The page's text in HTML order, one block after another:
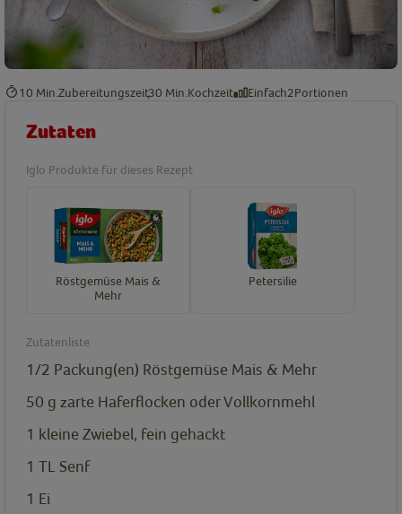
10 Min. Zubereitungszeit30 Min. Kochzeit Einfach2Portionen
Zutaten
Iglo Produkte für dieses Rezept
Röstgemüse Mais &
Mehr
Petersilie
Zutatenliste
1/2 Packung(en) Röstgemüse Mais & Mehr
50 g zarte Haferflocken oder Vollkornmehl
1 kleine Zwiebel, fein gehackt
1 TL Senf
1 Ei